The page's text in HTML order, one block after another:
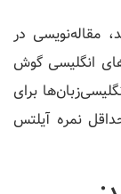
مقاله‌نویسی در
انگلیسی گوش
برای
نمره آیلتس